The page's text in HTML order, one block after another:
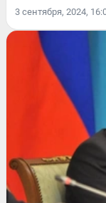
3 сентября, 2024,